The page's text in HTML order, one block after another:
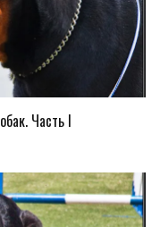
по email.
Часть I